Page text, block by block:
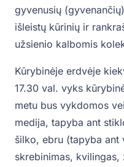
gyvenusių
išleistų kūrinių ir
užsienio kalbomis
Kūrybinėje erdvėje
17.30 val. vyks
metu bus vykdomos
medija, tapyba ant
šilko, ebru (tapyba ant
skrebinimas,